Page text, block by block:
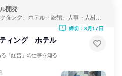
開発
タンク、ホテル・旅館、人事・人材サ
ティング ホテル
「経営」の仕事を知る
締切：8月17日